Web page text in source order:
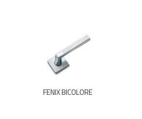
FENIX BICOLORE